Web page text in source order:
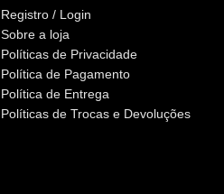
Registro / Login
Sobre a loja
Políticas de Privacidade
Política de Pagamento
Política de Entrega
Políticas de Trocas e Devoluções